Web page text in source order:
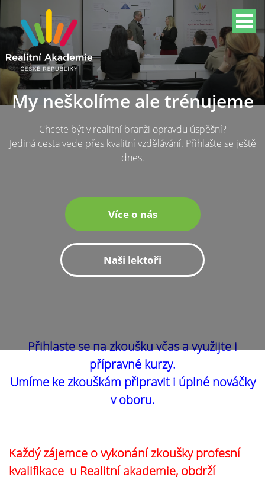
My neškolíme ale trénujeme
Chcete být v realitní branži opravdu úspěšní?
Jediná cesta vede přes kvalitní vzdělávání. Přihlašte se ještě
dnes.
Více o nás
Naši lektoři
Přihlaste se na zkoušku včas a využijte i
přípravné kurzy.
Umíme ke zkouškám připravit i úplné nováčky
v oboru.
Každý zájemce o vykonání zkoušky profesní
kvalifikace u Realitní akademie, obdrží